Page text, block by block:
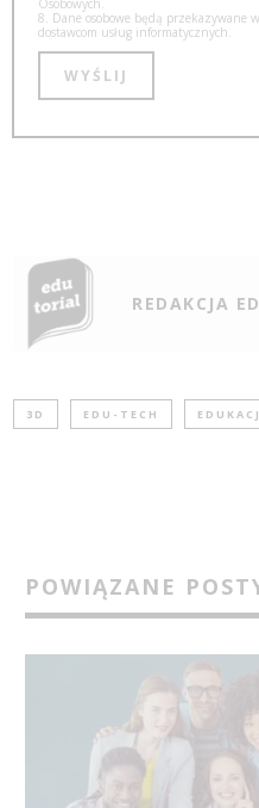
8. Dane osobowe będą przekazywane
dostawcom usług informatycznych.
REDAKCJA
3D EDU-TECH
POWIĄZANE